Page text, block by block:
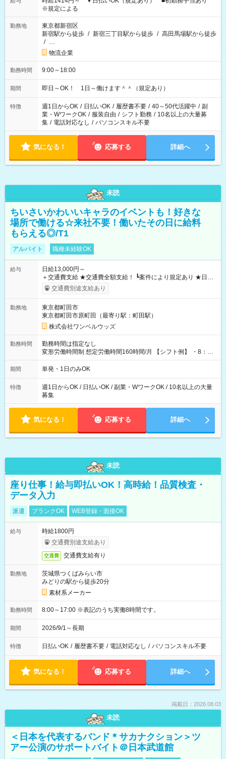
※規定による
勤務地
東京都新宿区
新宿駅から徒歩 / 新宿三丁目駅から徒歩 / 高田馬場駅から徒歩
/ …
物流企業
勤務時間 9:00～18:00
期間 即日～OK！ 1日～働けます＾＾（規定あり）
特徴 週1日からOK / 日払いOK / 履歴書不要 / 40～50代活躍中 / 副
業・WワークOK / 服装自由 / シフト勤務 / 10名以上の大量募
集 / 電話対応なし / パソコンスキル不要
気になる！ 応募する 詳細へ
未読
ちいさいかわいいキャラのイベントも！好きな
場所で働ける☆来社不要！働いたその日に給料
もらえる◎/T1
アルバイト 職種未経験OK
給与
日給13,000円～
＋交通費支給 ★交通費全額支給！ ┗案件により規定あり ★日払
いOK！（規定あり） ┗働いたその日に現金GET♪ お仕事後はコ
ンビニATMから 日払い分を引き落とせます！ 【試用期間】試
交通費別途支給あり
勤務地
東京都町田市
東京都町田市原町田（最寄り駅：町田駅）
株式会社ワンベルウッズ
勤務時間
勤務時間は指定なし
変形労働時間制 想定労働時間160時間/月 【シフト例】 ・8：00
～21：00
期間 単発・1日のみOK
特徴
週1日からOK / 日払いOK / 副業・WワークOK / 10名以上の大量
募集
気になる！ 応募する 詳細へ
未読
座り仕事！給与即払いOK！高時給！品質検査・
データ入力
派遣 ブランクOK WEB登録・面接OK
給与
時給1800円
交通費別途支給あり
交通費 交通費支給有り
勤務地
茨城県つくばみらい市
みどりの駅から徒歩20分
素材系メーカー
勤務時間 8:00～17:00 ※表記のうち実働8時間です。
期間 2026/9/1～長期
特徴 日払いOK / 履歴書不要 / 電話対応なし / パソコンスキル不要
気になる！ 応募する 詳細へ
掲載日：2026.08.03
未読
＜日本を代表するバンド＊サカナクション＞ツ
アー公演のサポートバイト＠日本武道館